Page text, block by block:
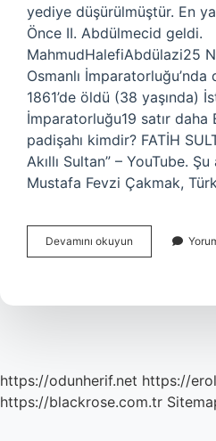
yediye düşürülmüştür. En
Önce II. Abdülmecid geldi.
MahmudHalefiAbdülazi25
Osmanlı
1861’de öldü (38 yaşında)
İmparatorluğu19 satır daha
padişahı kimdir? FATİH
Akıllı Sultan” – YouTube.
Mustafa Fevzi Çakmak,
Devamını okuyun
Mareşal
https://odunherif.net https://
https://blackrose.com.tr